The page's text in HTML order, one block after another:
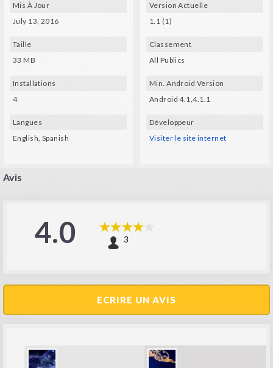
Mis À Jour
July 13, 2016
Taille
33 MB
Installations
4
Langues
English, Spanish
Version Actuelle
1.1 (1)
Classement
All Publics
Min. Android Version
Android 4.1,4.1.1
Développeur
Visiter le site internet
Avis
4.0 3
ECRIRE UN AVIS